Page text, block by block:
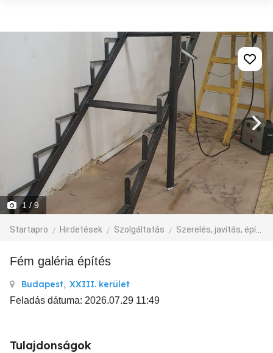
1 / 9
Startapro Hirdetések Szolgáltatás Szerelés, javítás, építkezés
Fém galéria építés
Budapest, XXIII. kerület
Feladás dátuma: 2026.07.29 11:49
Tulajdonságok